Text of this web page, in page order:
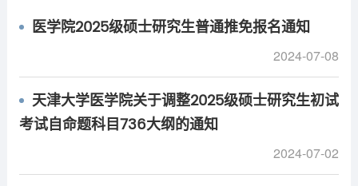
医学院2025级硕士研究生普通推免报名通知
2024-07-08
天津大学医学院关于调整2025级硕士研究生初试
考试自命题科目736大纲的通知
2024-07-02